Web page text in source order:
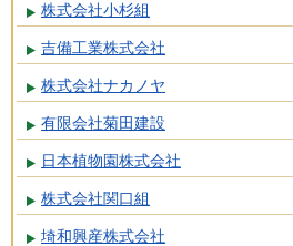
株式会社小杉組
吉備工業株式会社
株式会社ナカノヤ
有限会社菊田建設
日本植物園株式会社
株式会社関口組
埼和興産株式会社